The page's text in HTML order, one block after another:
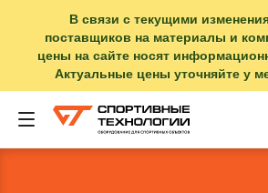
В связи с текущими
поставщиков на материалы и
цены на сайте носят
Актуальные цены уточняйте у